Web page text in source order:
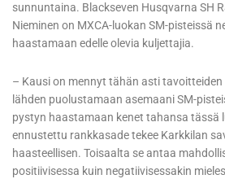
sunnuntaina. Blackseven Husqvarna SH
Nieminen on MXCA-luokan SM-pisteissä
haastamaan edelle olevia kuljettajia.
– Kausi on mennyt tähän asti
lähden puolustamaan asemaani SM-
pystyn haastamaan kenet tahansa tässä
ennustettu rankkasade tekee Karkkilan
haasteellisen. Toisaalta se antaa
positiivisessa kuin negatiivisessakin